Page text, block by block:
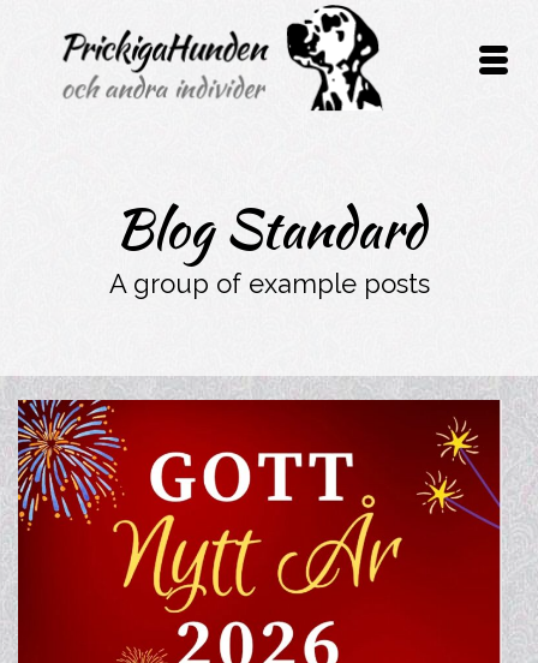
Blog Standard
A group of example posts